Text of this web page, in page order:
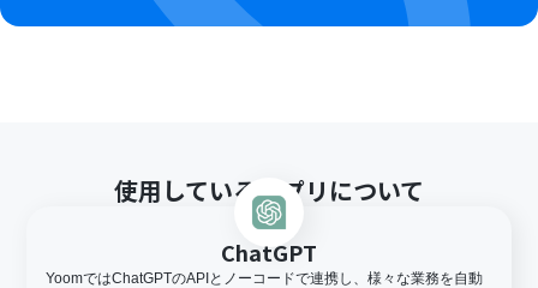
使用しているアプリについて
ChatGPT
YoomではChatGPTのAPIとノーコードで連携し、様々な業務を自動